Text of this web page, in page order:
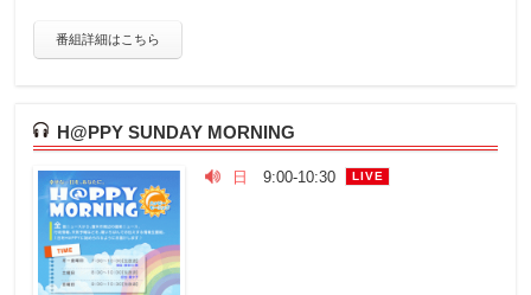
番組詳細はこちら
H@PPY SUNDAY MORNING
日 9:00-10:30 LIVE